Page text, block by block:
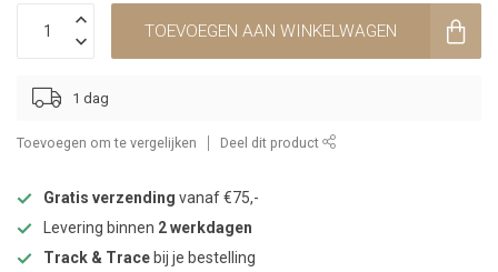
TOEVOEGEN AAN WINKELWAGEN
1 dag
Toevoegen om te vergelijken Deel dit product
Gratis verzending vanaf €75,-
Levering binnen 2 werkdagen
Track & Trace bij je bestelling